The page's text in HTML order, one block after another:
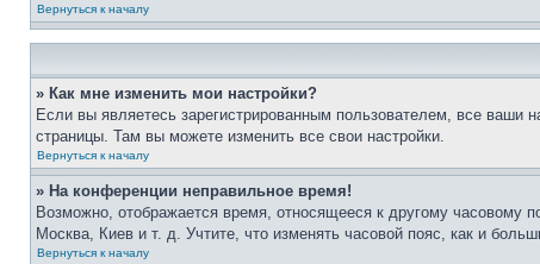
Вернуться к началу
» Как мне изменить мои настройки?
Если вы являетесь зарегистрированным пользователем, все ваши
страницы. Там вы можете изменить все свои настройки.
Вернуться к началу
» На конференции неправильное время!
Возможно, отображается время, относящееся к другому часовому
Москва, Киев и т. д. Учтите, что изменять часовой пояс, как и
Вернуться к началу